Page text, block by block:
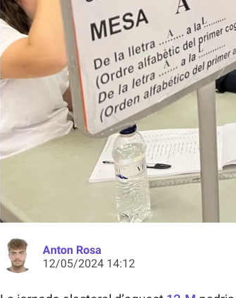
Un home vota en un dels col·legis electorals
Anton Rosa
12/05/2024 14:12